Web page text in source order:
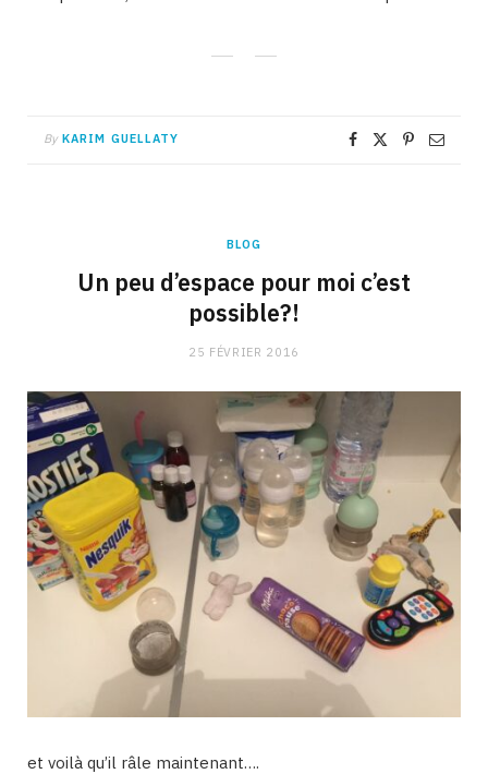
By KARIM GUELLATY
BLOG
Un peu d’espace pour moi c’est
possible?!
25 FÉVRIER 2016
et voilà qu’il râle maintenant….